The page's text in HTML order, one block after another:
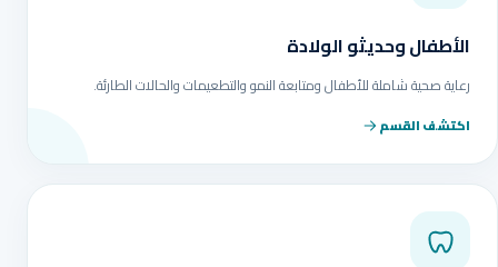
الأطفال وحديثو الولادة
رعاية صحية شاملة للأطفال ومتابعة النمو والتطعيمات والحالات الطارئة.
اكتشف القسم